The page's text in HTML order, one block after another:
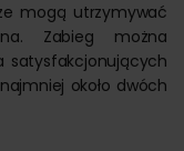
mogą utrzymywać
Zabieg można
satysfakcjonujących
około dwóch